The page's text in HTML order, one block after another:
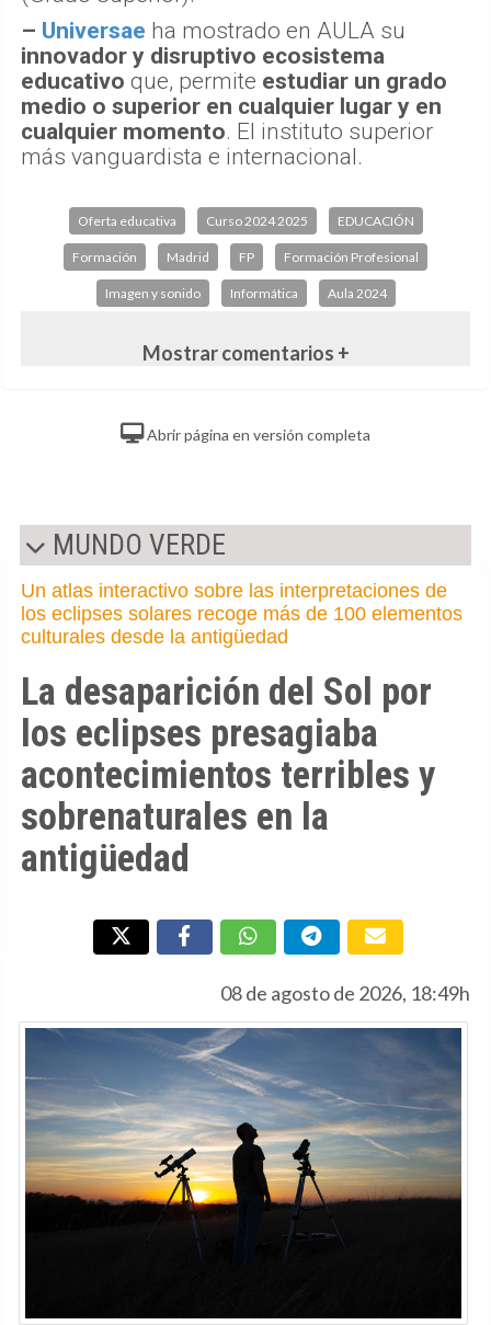
– Universae ha mostrado en AULA su
innovador y disruptivo ecosistema
educativo que, permite estudiar un grado
medio o superior en cualquier lugar y en
cualquier momento. El instituto superior
más vanguardista e internacional.
Oferta educativa Curso 2024 2025 EDUCACIÓN
Formación Madrid FP Formación Profesional
Imagen y sonido Informática Aula 2024
Mostrar comentarios +
Abrir página en versión completa
MUNDO VERDE
Un atlas interactivo sobre las interpretaciones de
los eclipses solares recoge más de 100 elementos
culturales desde la antigüedad
La desaparición del Sol por
los eclipses presagiaba
acontecimientos terribles y
sobrenaturales en la
antigüedad
08 de agosto de 2026, 18:49h